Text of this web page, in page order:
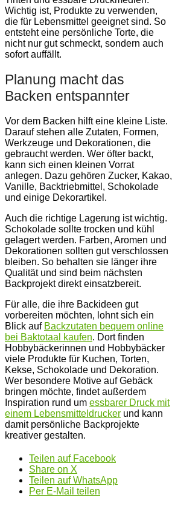
Wichtig ist, Produkte zu verwenden,
die für Lebensmittel geeignet sind. So
entsteht eine persönliche Torte, die
nicht nur gut schmeckt, sondern auch
sofort auffällt.
Planung macht das
Backen entspannter
Vor dem Backen hilft eine kleine Liste.
Darauf stehen alle Zutaten, Formen,
Werkzeuge und Dekorationen, die
gebraucht werden. Wer öfter backt,
kann sich einen kleinen Vorrat
anlegen. Dazu gehören Zucker, Kakao,
Vanille, Backtriebmittel, Schokolade
und einige Dekorartikel.
Auch die richtige Lagerung ist wichtig.
Schokolade sollte trocken und kühl
gelagert werden. Farben, Aromen und
Dekorationen sollten gut verschlossen
bleiben. So behalten sie länger ihre
Qualität und sind beim nächsten
Backprojekt direkt einsatzbereit.
Für alle, die ihre Backideen gut
vorbereiten möchten, lohnt sich ein
Blick auf Backzutaten bequem online
bei Baktotaal kaufen. Dort finden
Hobbybäckerinnen und Hobbybäcker
viele Produkte für Kuchen, Torten,
Kekse, Schokolade und Dekoration.
Wer besondere Motive auf Gebäck
bringen möchte, findet außerdem
Inspiration rund um essbarer Druck mit
einem Lebensmitteldrucker und kann
damit persönliche Backprojekte
kreativer gestalten.
Teilen auf Facebook
Share on X
Teilen auf WhatsApp
Per E-Mail teilen